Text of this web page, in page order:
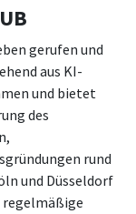
gerufen und
aus KI-
und bietet
des
rund
und Düsseldorf
regelmäßige